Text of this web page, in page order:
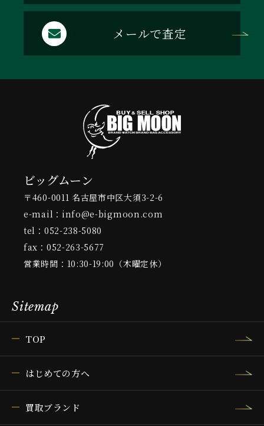
メールで査定
ビッグムーン
〒460-0011 名古屋市中区大須3-2-6
e-mail：info@e-bigmoon.com
tel：052-238-5080
fax：052-263-5677
営業時間：10:30-19:00（木曜定休）
Sitemap
TOP
はじめての方へ
買取ブランド